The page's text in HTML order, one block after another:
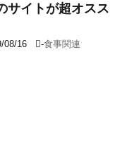
サイトが超オスス
08/16 -食事関連